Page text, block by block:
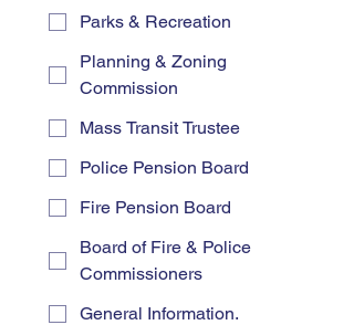
Parks & Recreation
Planning & Zoning
Commission
Mass Transit Trustee
Police Pension Board
Fire Pension Board
Board of Fire & Police
Commissioners
General Information.